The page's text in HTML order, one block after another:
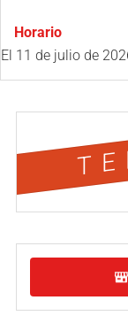
Horario
El 11 de julio de